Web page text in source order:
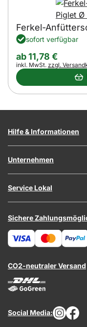
Ferkel-
sofort verfügbar
ab:
ab11,78 €
Steuerhinweis:
inkl. MwSt. zzgl.
Hilfe & Informationen
Unternehmen
Service Lokal
Sichere
CO2-neutraler Versand
Social Media: